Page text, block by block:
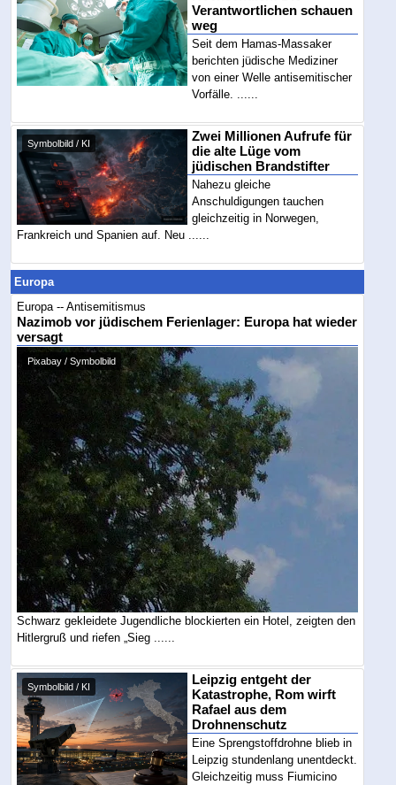
Verantwortlichen schauen
weg
Seit dem Hamas-Massaker
berichten jüdische Mediziner
von einer Welle antisemitischer
Vorfälle. ......
Symbolbild / KI
Zwei Millionen Aufrufe für
die alte Lüge vom
jüdischen Brandstifter
Nahezu gleiche
Anschuldigungen tauchen
gleichzeitig in Norwegen,
Frankreich und Spanien auf. Neu ......
Europa
Europa -- Antisemitismus
Nazimob vor jüdischem Ferienlager: Europa hat wieder
versagt
Pixabay / Symbolbild
Schwarz gekleidete Jugendliche blockierten ein Hotel, zeigten den
Hitlergruß und riefen „Sieg ......
Symbolbild / KI
Leipzig entgeht der
Katastrophe, Rom wirft
Rafael aus dem
Drohnenschutz
Eine Sprengstoffdrohne blieb in
Leipzig stundenlang unentdeckt.
Gleichzeitig muss Fiumicino